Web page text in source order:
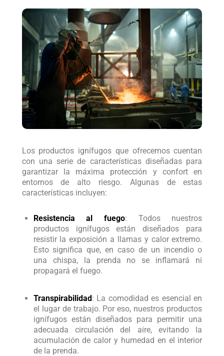
Los productos ignífugos que ofrecemos cuentan
con una serie de características diseñadas para
garantizar la máxima protección y confort en
entornos de alto riesgo. Algunas de estas
características incluyen:
Resistencia al fuego: Todos nuestros
productos ignífugos están diseñados para
resistir la exposición a llamas y calor extremo.
Esto significa que, en caso de un incendio o
una chispa, la prenda no se inflamará ni
propagará el fuego.
Transpirabilidad: La comodidad es esencial en
el lugar de trabajo. Por eso, nuestros productos
ignífugos están diseñados para permitir una
adecuada circulación del aire, evitando la
acumulación de calor y humedad en el interior
de la prenda.